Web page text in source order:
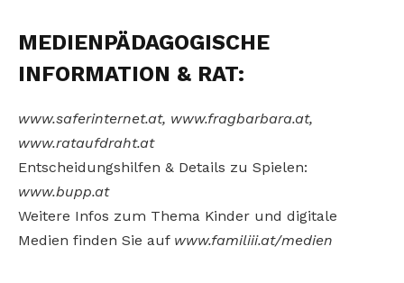
MEDIENPÄDAGOGISCHE
INFORMATION & RAT:
www.saferinternet.at, www.fragbarbara.at,
www.rataufdraht.at
Entscheidungshilfen & Details zu Spielen:
www.bupp.at
Weitere Infos zum Thema Kinder und digitale
Medien finden Sie auf www.familiii.at/medien